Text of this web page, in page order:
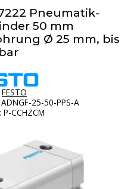
Pneumatik-
50 mm
Ø 25 mm, bis
FESTO
ADNGF-25-50-PPS-A
: P-CCHZCM